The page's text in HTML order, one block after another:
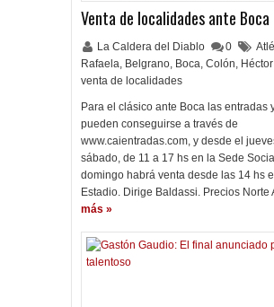
Venta de localidades ante Boca
La Caldera del Diablo 0
Rafaela, Belgrano, Boca, Colón,
venta de localidades
Para el clásico ante Boca las entradas
pueden conseguirse a través de
www.caientradas.com, y desde el
sábado, de 11 a 17 hs en la Sede
domingo habrá venta desde las 14 hs
Estadio. Dirige Baldassi. Precios Norte
más »